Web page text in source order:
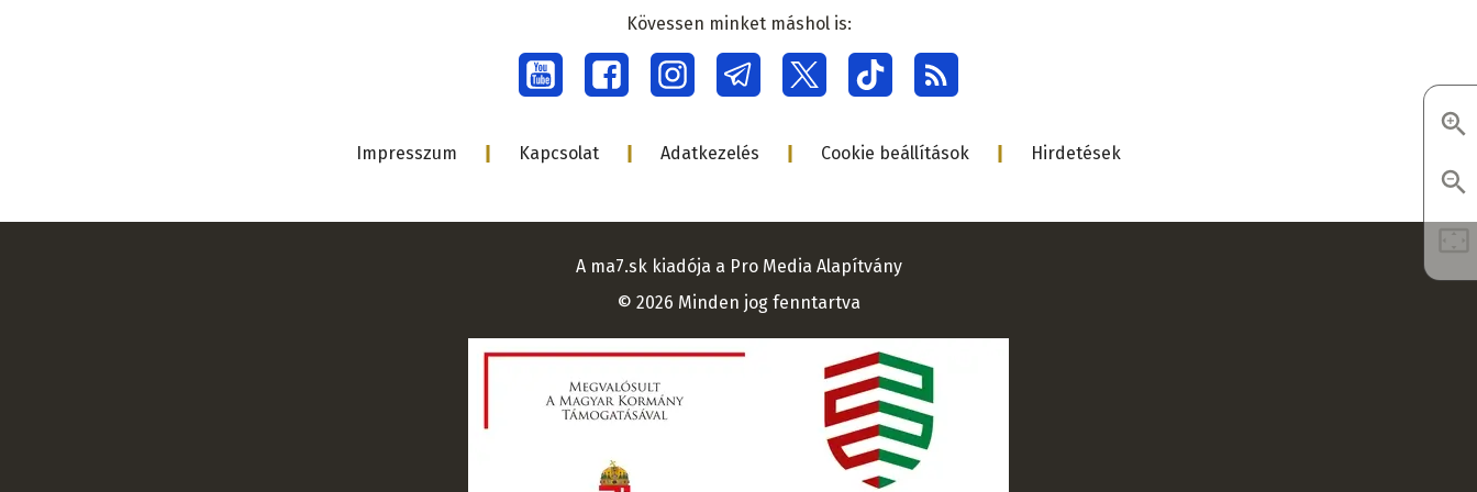
Social
menu
Kövessen minket máshol is:
Lábléc
Impresszum Kapcsolat Adatkezelés Cookie beállítások Hirdetések
A ma7.sk kiadója a Pro Media Alapítvány
© 2026 Minden jog fenntartva